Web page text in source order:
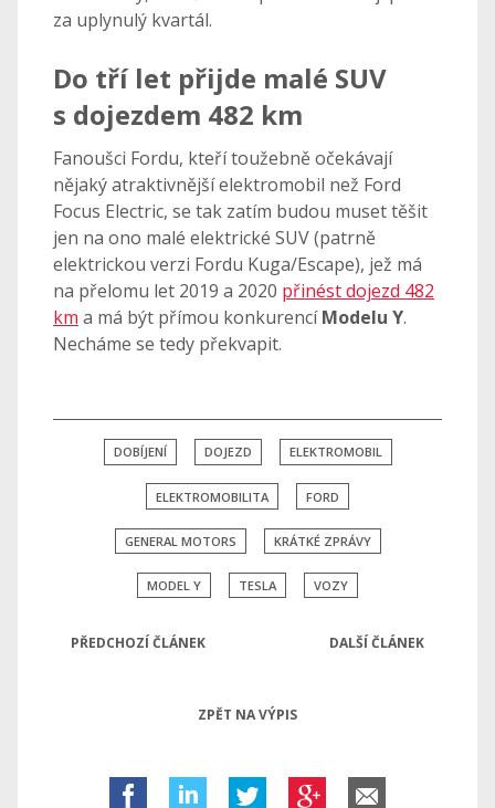
za uplynulý kvartál.
Do tří let přijde malé SUV
s dojezdem 482 km
Fanoušci Fordu, kteří toužebně očekávají
nějaký atraktivnější elektromobil než Ford
Focus Electric, se tak zatím budou muset těšit
jen na ono malé elektrické SUV (patrně
elektrickou verzi Fordu Kuga/Escape), jež má
na přelomu let 2019 a 2020 přinést dojezd 482
km a má být přímou konkurencíModelu Y.
Necháme se tedy překvapit.
DOBÍJENÍ DOJEZD ELEKTROMOBIL
ELEKTROMOBILITA FORD
GENERAL MOTORS KRÁTKÉ ZPRÁVY
MODEL Y TESLA VOZY
PŘEDCHOZÍ ČLÁNEK DALŠÍ ČLÁNEK
ZPĚT NA VÝPIS